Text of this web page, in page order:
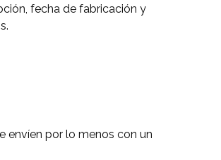
fecha de fabricación y
envíen por lo menos con un